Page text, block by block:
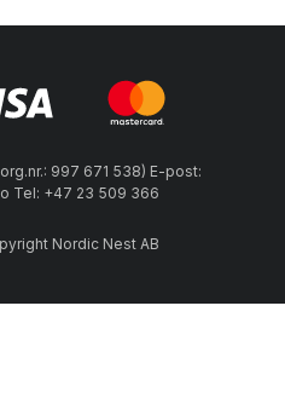
997 671 538) E-post:
Tel: +47 23 509 366
Nordic Nest AB